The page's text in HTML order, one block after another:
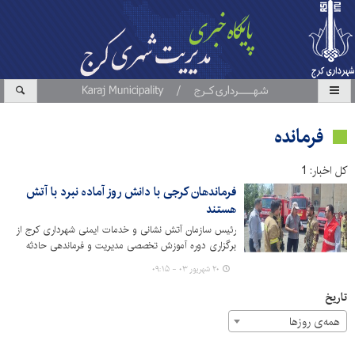
فرمانده
کل اخبار: 1
فرماندهان کرجی با دانش روز آماده نبرد با آتش
هستند
رئیس سازمان آتش نشانی و خدمات ایمنی شهرداری کرج از
برگزاری دوره آموزش تخصصی مدیریت و فرماندهی حادثه
۲۰ شهریور ۰۳ - ۰۹:۱۵
تاریخ
همه‌ی روزها